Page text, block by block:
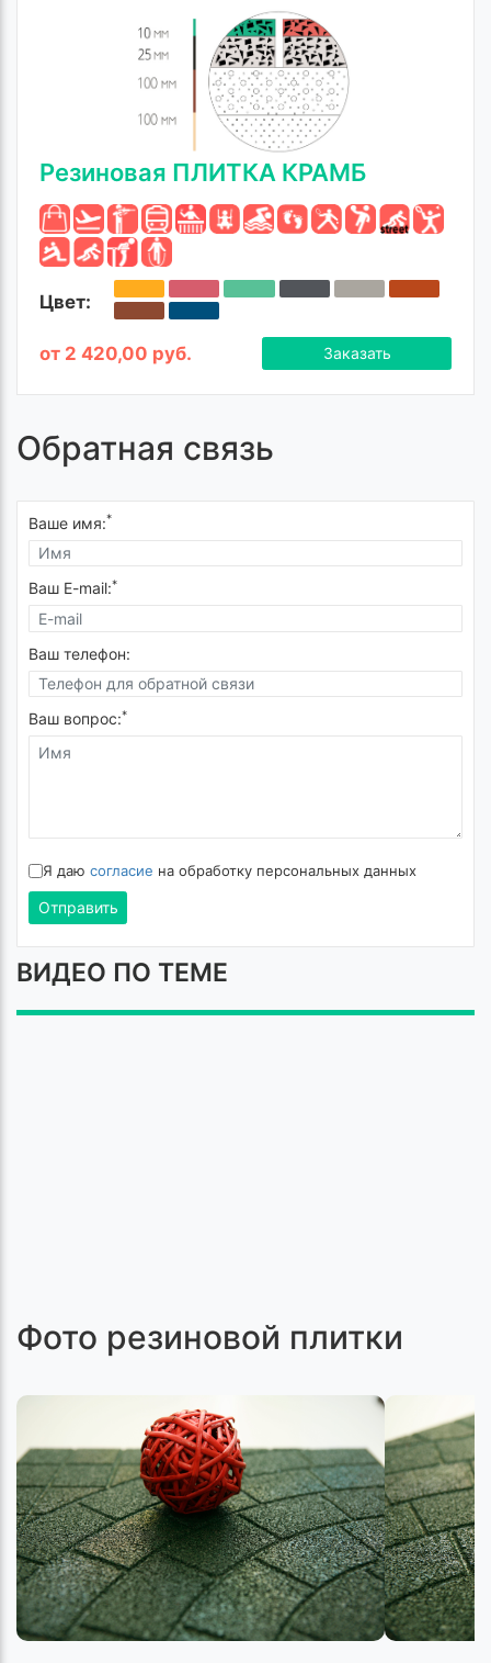
Резиновая ПЛИТКА КРАМБ
Цвет:
от 2 420,00 руб. Заказать
Обратная связь
Ваше имя:*
Ваш E-mail:*
Ваш телефон:
Ваш вопрос:*
Я даю согласие на обработку персональных данных
Отправить
ВИДЕО ПО ТЕМЕ
Фото резиновой плитки